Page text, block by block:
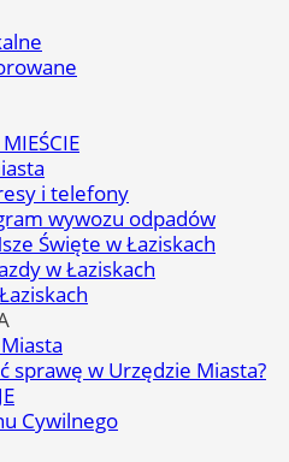
i telefony
wywozu odpadów
Święte w Łaziskach
w Łaziskach
sprawę w Urzędzie Miasta?
Cywilnego